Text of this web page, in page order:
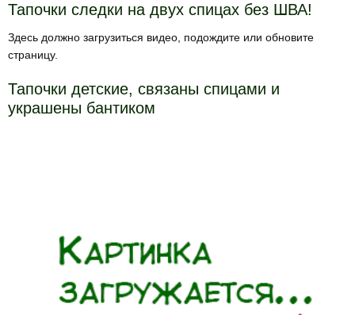
Тапочки следки на двух спицах без ШВА!
Здесь должно загрузиться видео, подождите или обновите
страницу.
Тапочки детские, связаны спицами и
украшены бантиком